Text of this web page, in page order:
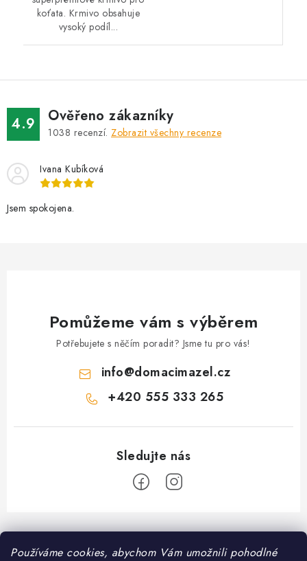
Používáme cookies, abychom Vám umožnili pohodlné
koťata. Krmivo obsahuje
vysoký podíl...
4.9 Ověřeno zákazníky
1038 recenzí. Zobrazit všechny recenze
Ivana Kubíková
Jsem spokojena.
Pomůžeme vám s výběrem
Potřebujete s něčím poradit? Jsme tu pro vás!
info@domacimazel.cz
+420 555 333 265
Z
á
Informace pro vás